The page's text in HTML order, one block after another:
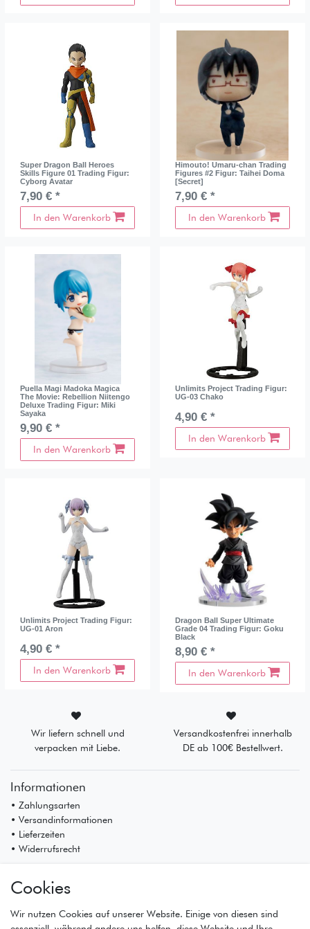
Super Dragon Ball Heroes
Skills Figure 01 Trading Figur:
Cyborg Avatar
7,90 € *
In den Warenkorb
Himouto! Umaru-chan Trading
Figures #2 Figur: Taihei Doma
[Secret]
7,90 € *
In den Warenkorb
Puella Magi Madoka Magica
The Movie: Rebellion Niitengo
Deluxe Trading Figur: Miki
Sayaka
9,90 € *
In den Warenkorb
Unlimits Project Trading Figur:
UG-03 Chako
4,90 € *
In den Warenkorb
Unlimits Project Trading Figur:
UG-01 Aron
4,90 € *
In den Warenkorb
Dragon Ball Super Ultimate
Grade 04 Trading Figur: Goku
Black
8,90 € *
In den Warenkorb
Wir liefern schnell und
verpacken mit Liebe.
Versandkostenfrei innerhalb
DE ab 100€ Bestellwert.
Informationen
• Zahlungsarten
• Versandinformationen
• Lieferzeiten
• Widerrufsrecht
• Registrierung
• Warenkorb
Cookies
Wir nutzen Cookies auf unserer Website. Einige von diesen sind